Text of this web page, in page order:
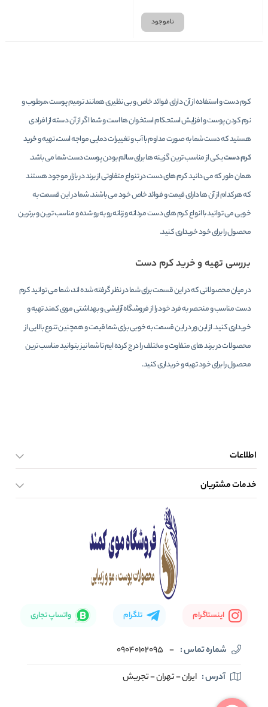
ناموجود
کرم دست و استفاده از آن دارای فوائد خاص و بی نظیری همانند ترمیم پوست ،مرطوب و
نرم کردن پوست و افزایش استحکام استخوان ها است و شما اگر از آن دسته از افرادی
هستید که دست شما به صورت مداوم با آب و تغییرات دمایی مواجه است، تهیه وخرید
کرم دستیکی از مناسب ترین گزینه ها برای سالم بودن پوست دست شما می باشد.
همان طور که می دانید کرم های دست در تنواع متفاوتی از برند در بازار موجود هستند
که هرکدام از آن ها دارای قیمت و فوائد خاص خود می باشند. شما در این قسمت به
خوبی می توانید با انواع کرم های دست مردانه و زنانه رو به رو شده و مناسب ترین و برترین
محصول را برای خود خریداری کنید.
بررسی تهیه و خرید کرم دست
در میان محصولاتی که در این قسمت برای شما در نظر گرفته شده اند، شما می توانید کرم
دست مناسب و منحصر به فرد خود را از فروشگاه آرایشی و بهداشتی موی کمند تهیه و
خریداری کنید. از این ور در این قسمت به خوبی برای شما قیمت و همچنین تنوع بالایی از
محصولات در برند های متفاوت و مختلف را درج کرده ایم تا شما نیز بتوانید مناسب ترین
محصول را برای خود تهیه و خریداری کنید.
اطلاعات
صفحه اصلی
خدمات مشتریان
اینستاگرام تلگرام واتساپ تجاری
شماره تماس : -
09040102095
آدرس : ایران - تهران - تجریش